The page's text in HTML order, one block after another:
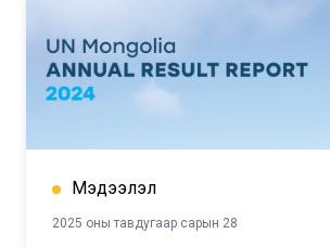
Мэдээлэл
2025 оны тавдугаар сарын 28